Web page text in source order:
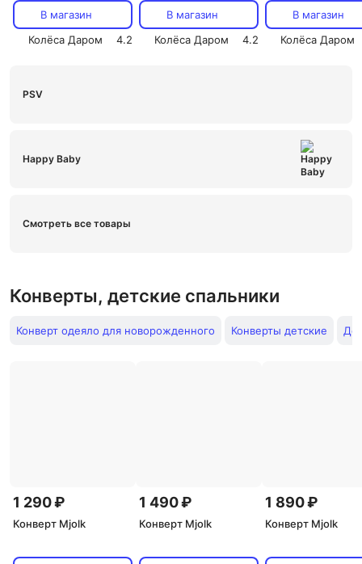
В магазин
Колёса Даром
4.2
В магазин
Колёса Даром
4.2
В магазин
Колёса Даром
PSV
Happy Baby
Смотреть все товары
Конверты, детские спальники
Конверт одеяло для новорожденного Конверты детские
1 290 ₽
Конверт Mjolk
1 490 ₽
Конверт Mjolk
1 890 ₽
Конверт Mjolk